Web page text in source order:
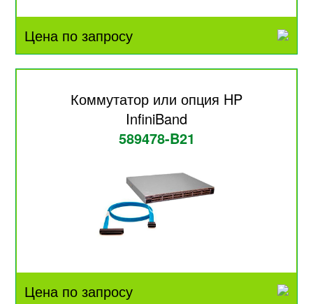
Цена по запросу
Коммутатор или опция HP
InfiniBand
589478-B21
Цена по запросу